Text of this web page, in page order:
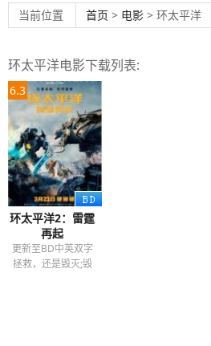
当前位置 首页 > 电影 > 环太平洋
环太平洋电影下载列表:
6.3
环太平洋2：雷霆
再起
更新至BD中英双字
拯救，还是毁灭;毁